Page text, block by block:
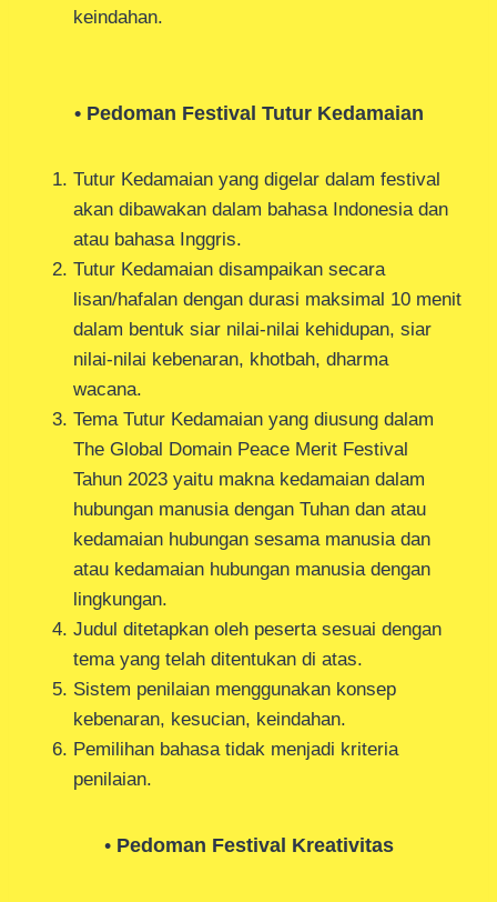
keindahan.
• Pedoman Festival Tutur Kedamaian
Tutur Kedamaian yang digelar dalam festival
akan dibawakan dalam bahasa Indonesia dan
atau bahasa Inggris.
Tutur Kedamaian disampaikan secara
lisan/hafalan dengan durasi maksimal 10 menit
dalam bentuk siar nilai-nilai kehidupan, siar
nilai-nilai kebenaran, khotbah, dharma
wacana.
Tema Tutur Kedamaian yang diusung dalam
The Global Domain Peace Merit Festival
Tahun 2023 yaitu makna kedamaian dalam
hubungan manusia dengan Tuhan dan atau
kedamaian hubungan sesama manusia dan
atau kedamaian hubungan manusia dengan
lingkungan.
Judul ditetapkan oleh peserta sesuai dengan
tema yang telah ditentukan di atas.
Sistem penilaian menggunakan konsep
kebenaran, kesucian, keindahan.
Pemilihan bahasa tidak menjadi kriteria
penilaian.
• Pedoman Festival Kreativitas